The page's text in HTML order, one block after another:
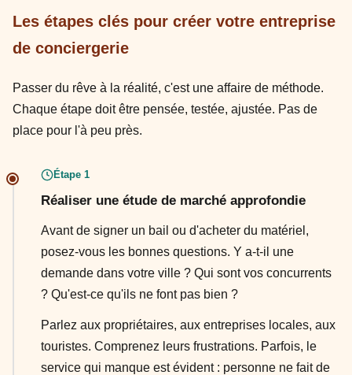
Les étapes clés pour créer votre entreprise
de conciergerie
Passer du rêve à la réalité, c'est une affaire de méthode.
Chaque étape doit être pensée, testée, ajustée. Pas de
place pour l'à peu près.
Étape 1
Réaliser une étude de marché approfondie
Avant de signer un bail ou d'acheter du matériel,
posez-vous les bonnes questions. Y a-t-il une
demande dans votre ville ? Qui sont vos concurrents
? Qu'est-ce qu'ils ne font pas bien ?
Parlez aux propriétaires, aux entreprises locales, aux
touristes. Comprenez leurs frustrations. Parfois, le
service qui manque est évident : personne ne fait de